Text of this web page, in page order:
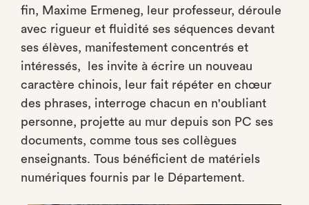
fin, Maxime Ermeneg, leur professeur, déroule
avec rigueur et fluidité ses séquences devant
ses élèves, manifestement concentrés et
intéressés, les invite à écrire un nouveau
caractère chinois, leur fait répéter en chœur
des phrases, interroge chacun en n'oubliant
personne, projette au mur depuis son PC ses
documents, comme tous ses collègues
enseignants. Tous bénéficient de matériels
numériques fournis par le Département.